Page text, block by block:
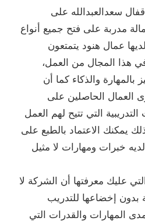
سعدالعبدالله على
مدربة على فتح جميع أنواع
عمال هنود يتمتعون
هذا المجال من العمل،
بالمهارة والذكاء كما أن
العمال الحاصلين على
التي تتيح لهم العمل
يمكنك الاعتماد بالطبع على
خبرات ومهارات لا مثيل
عليك معرفتها أن الشركة لا
بدون إخضاعها للتدريب
المهارات والقدرات التي